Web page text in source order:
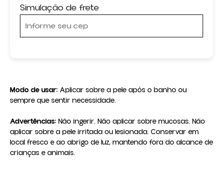
Simulação de frete
Modo de usar: Aplicar sobre a pele após o banho ou
sempre que sentir necessidade.
Advertências: Não ingerir. Não aplicar sobre mucosas. Não
aplicar sobre a pele irritada ou lesionada. Conservar em
local fresco e ao abrigo de luz, mantendo fora do alcance de
crianças e animais.